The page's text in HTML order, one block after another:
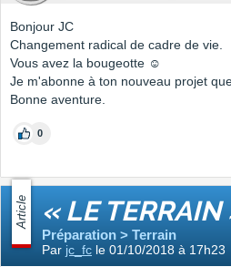
Bonjour JC
Changement radical de cadre de vie.
Vous avez la bougeotte ☺
Je m'abonne à ton nouveau projet
Bonne aventure.
0
Article « LE TERRAIN
Préparation > Terrain
Par jc_fc le 01/10/2018 à 17h23